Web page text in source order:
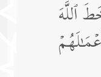
ٱللَّهَ